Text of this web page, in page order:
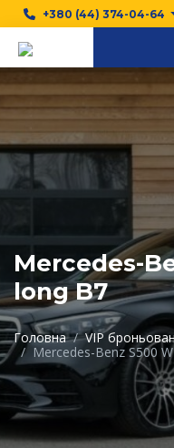
+380 (44) 374-04-64
Mercedes-
long B7
Головна
VIP
Mercedes-Benz S500